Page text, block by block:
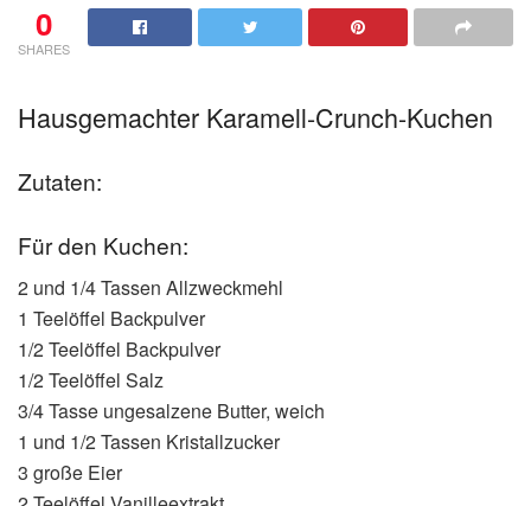
0
SHARES
Hausgemachter Karamell-Crunch-Kuchen
Zutaten:
Für den Kuchen:
2 und 1/4 Tassen Allzweckmehl
1 Teelöffel Backpulver
1/2 Teelöffel Backpulver
1/2 Teelöffel Salz
3/4 Tasse ungesalzene Butter, weich
1 und 1/2 Tassen Kristallzucker
3 große Eier